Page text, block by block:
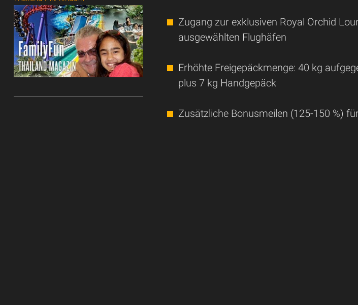
Zugang zur exklusiven Royal Orchid
ausgewählten Flughäfen
Erhöhte Freigepäckmenge: 40 kg
plus 7 kg Handgepäck
Zusätzliche Bonusmeilen (125-150 %)